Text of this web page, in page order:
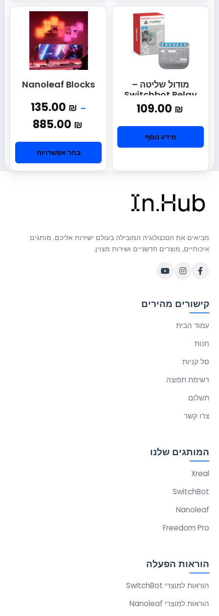
מודול שליטה –
Switchbot Relay
Switch 2PM
109.00 ₪
מידע נוסף
Nanoleaf Blocks
135.00 ₪ –
885.00 ₪
בחר אפשרויות
מביאים את הטכנולוגיה המובילה בעולם ישירות אליכם. מותגים
איכותיים, מוצרים חדשניים ושירות מצוין.
קישורים מהירים
עמוד הבית
חנות
סל קניות
רשימת תפוצה
תשלום
צרו קשר
המותגים שלנו
Xreal
SwitchBot
Nanoleaf
Freedom Pro
הוראות הפעלה
הוראות למוצרי SwitchBot
הוראות למוצרי Nanoleaf